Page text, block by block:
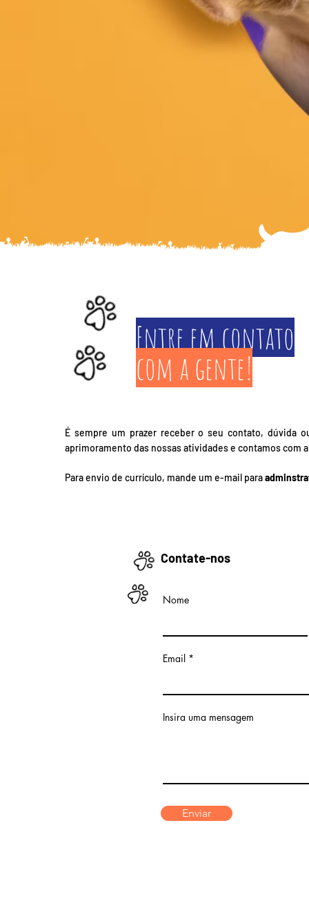
Entre em contato
com a gente!
É sempre um prazer receber o seu contato, dúvida
aprimoramento das nossas atividades e contamos com
Para envio de currículo, mande um e-mail para
Contate-nos
Nome
Email
Insira uma mensagem
Enviar